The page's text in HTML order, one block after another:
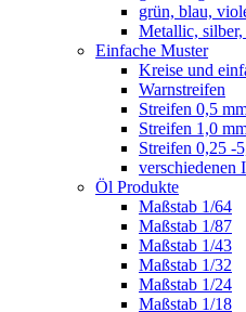
grün, blau,
Metallic,
Einfache Muster
Kreise und
Warnstreifen
Streifen 0,5
Streifen 1,0
Streifen 0,25 -
verschiedenen
Öl Produkte
Maßstab 1/64
Maßstab 1/87
Maßstab 1/43
Maßstab 1/32
Maßstab 1/24
Maßstab 1/18